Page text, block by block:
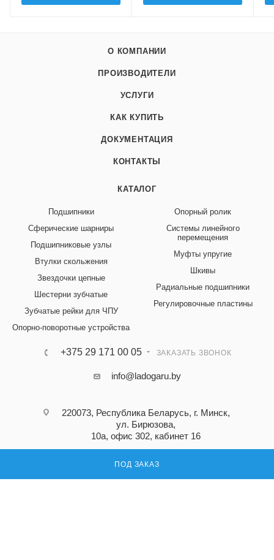
ПОД ЗАКАЗ
О КОМПАНИИ
ПРОИЗВОДИТЕЛИ
УСЛУГИ
КАК КУПИТЬ
ДОКУМЕНТАЦИЯ
КОНТАКТЫ
КАТАЛОГ
Подшипники
Сферические шарниры
Подшипниковые узлы
Втулки скольжения
Звездочки цепные
Шестерни зубчатые
Зубчатые рейки для ЧПУ
Опорно-поворотные устройства
Опорный ролик
Системы линейного
перемещения
Муфты упругие
Шкивы
Радиальные подшипники
Регулировочные пластины
+375 29 171 00 05 ЗАКАЗАТЬ ЗВОНОК
info@ladogaru.by
220073, Республика Беларусь, г. Минск,
ул. Бирюзова,
10а, офис 302, кабинет 16
ПОДПИСАТЬСЯ НА РАССЫЛКУ